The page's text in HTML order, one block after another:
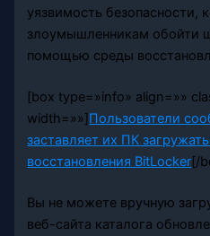
уязвимость безопасности,
злоумышленникам обойти
помощью среды
[box type=»info» align=»»
width=»»]Пользователи
заставляет их ПК
восстановления BitLocker[/
Вы не можете вручную
веб-сайта каталога